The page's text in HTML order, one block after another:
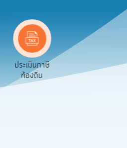
ทะเบียน
พาณิชย์
ขออนุ